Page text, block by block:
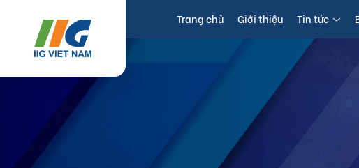
Trang chủ Giới thiệu Tin tức